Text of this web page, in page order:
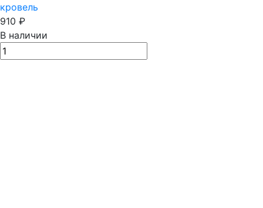
кровель
910 ₽
В наличии